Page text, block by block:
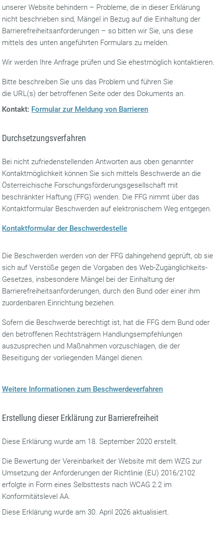
unserer Website behindern – Probleme, die in dieser Erklärung
nicht beschrieben sind, Mängel in Bezug auf die Einhaltung der
Barrierefreiheitsanforderungen – so bitten wir Sie, uns diese
mittels des unten angeführten Formulars zu melden.
Wir werden Ihre Anfrage prüfen und Sie ehestmöglich kontaktieren.
Bitte beschreiben Sie uns das Problem und führen Sie
die URL(s) der betroffenen Seite oder des Dokuments an.
Kontakt: Formular zur Meldung von Barrieren
Durchsetzungsverfahren
Bei nicht zufriedenstellenden Antworten aus oben genannter
Kontaktmöglichkeit können Sie sich mittels Beschwerde an die
Österreichische Forschungsförderungsgesellschaft mit
beschränkter Haftung (FFG) wenden. Die FFG nimmt über das
Kontaktformular Beschwerden auf elektronischem Weg entgegen.
Kontaktformular der Beschwerdestelle
Die Beschwerden werden von der FFG dahingehend geprüft, ob sie
sich auf Verstöße gegen die Vorgaben des Web-Zugänglichkeits-
Gesetzes, insbesondere Mängel bei der Einhaltung der
Barrierefreiheitsanforderungen, durch den Bund oder einer ihm
zuordenbaren Einrichtung beziehen.
Sofern die Beschwerde berechtigt ist, hat die FFG dem Bund oder
den betroffenen Rechtsträgern Handlungsempfehlungen
auszusprechen und Maßnahmen vorzuschlagen, die der
Beseitigung der vorliegenden Mängel dienen.
Weitere Informationen zum Beschwerdeverfahren
Erstellung dieser Erklärung zur Barrierefreiheit
Diese Erklärung wurde am 18. September 2020 erstellt.
Die Bewertung der Vereinbarkeit der Website mit dem WZG zur
Umsetzung der Anforderungen der Richtlinie (EU) 2016/2102
erfolgte in Form eines Selbsttests nach WCAG 2.2 im
Konformitätslevel AA.
Diese Erklärung wurde am 30. April 2026 aktualisiert.